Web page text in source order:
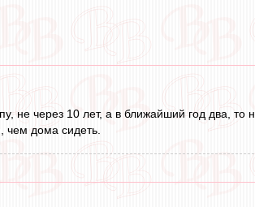
не через 10 лет, а в ближайший год два, то
чем дома сидеть.